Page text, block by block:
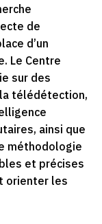
de
d’un
Le Centre
sur des
télédétection,
ainsi que
méthodologie
et précises
orienter les